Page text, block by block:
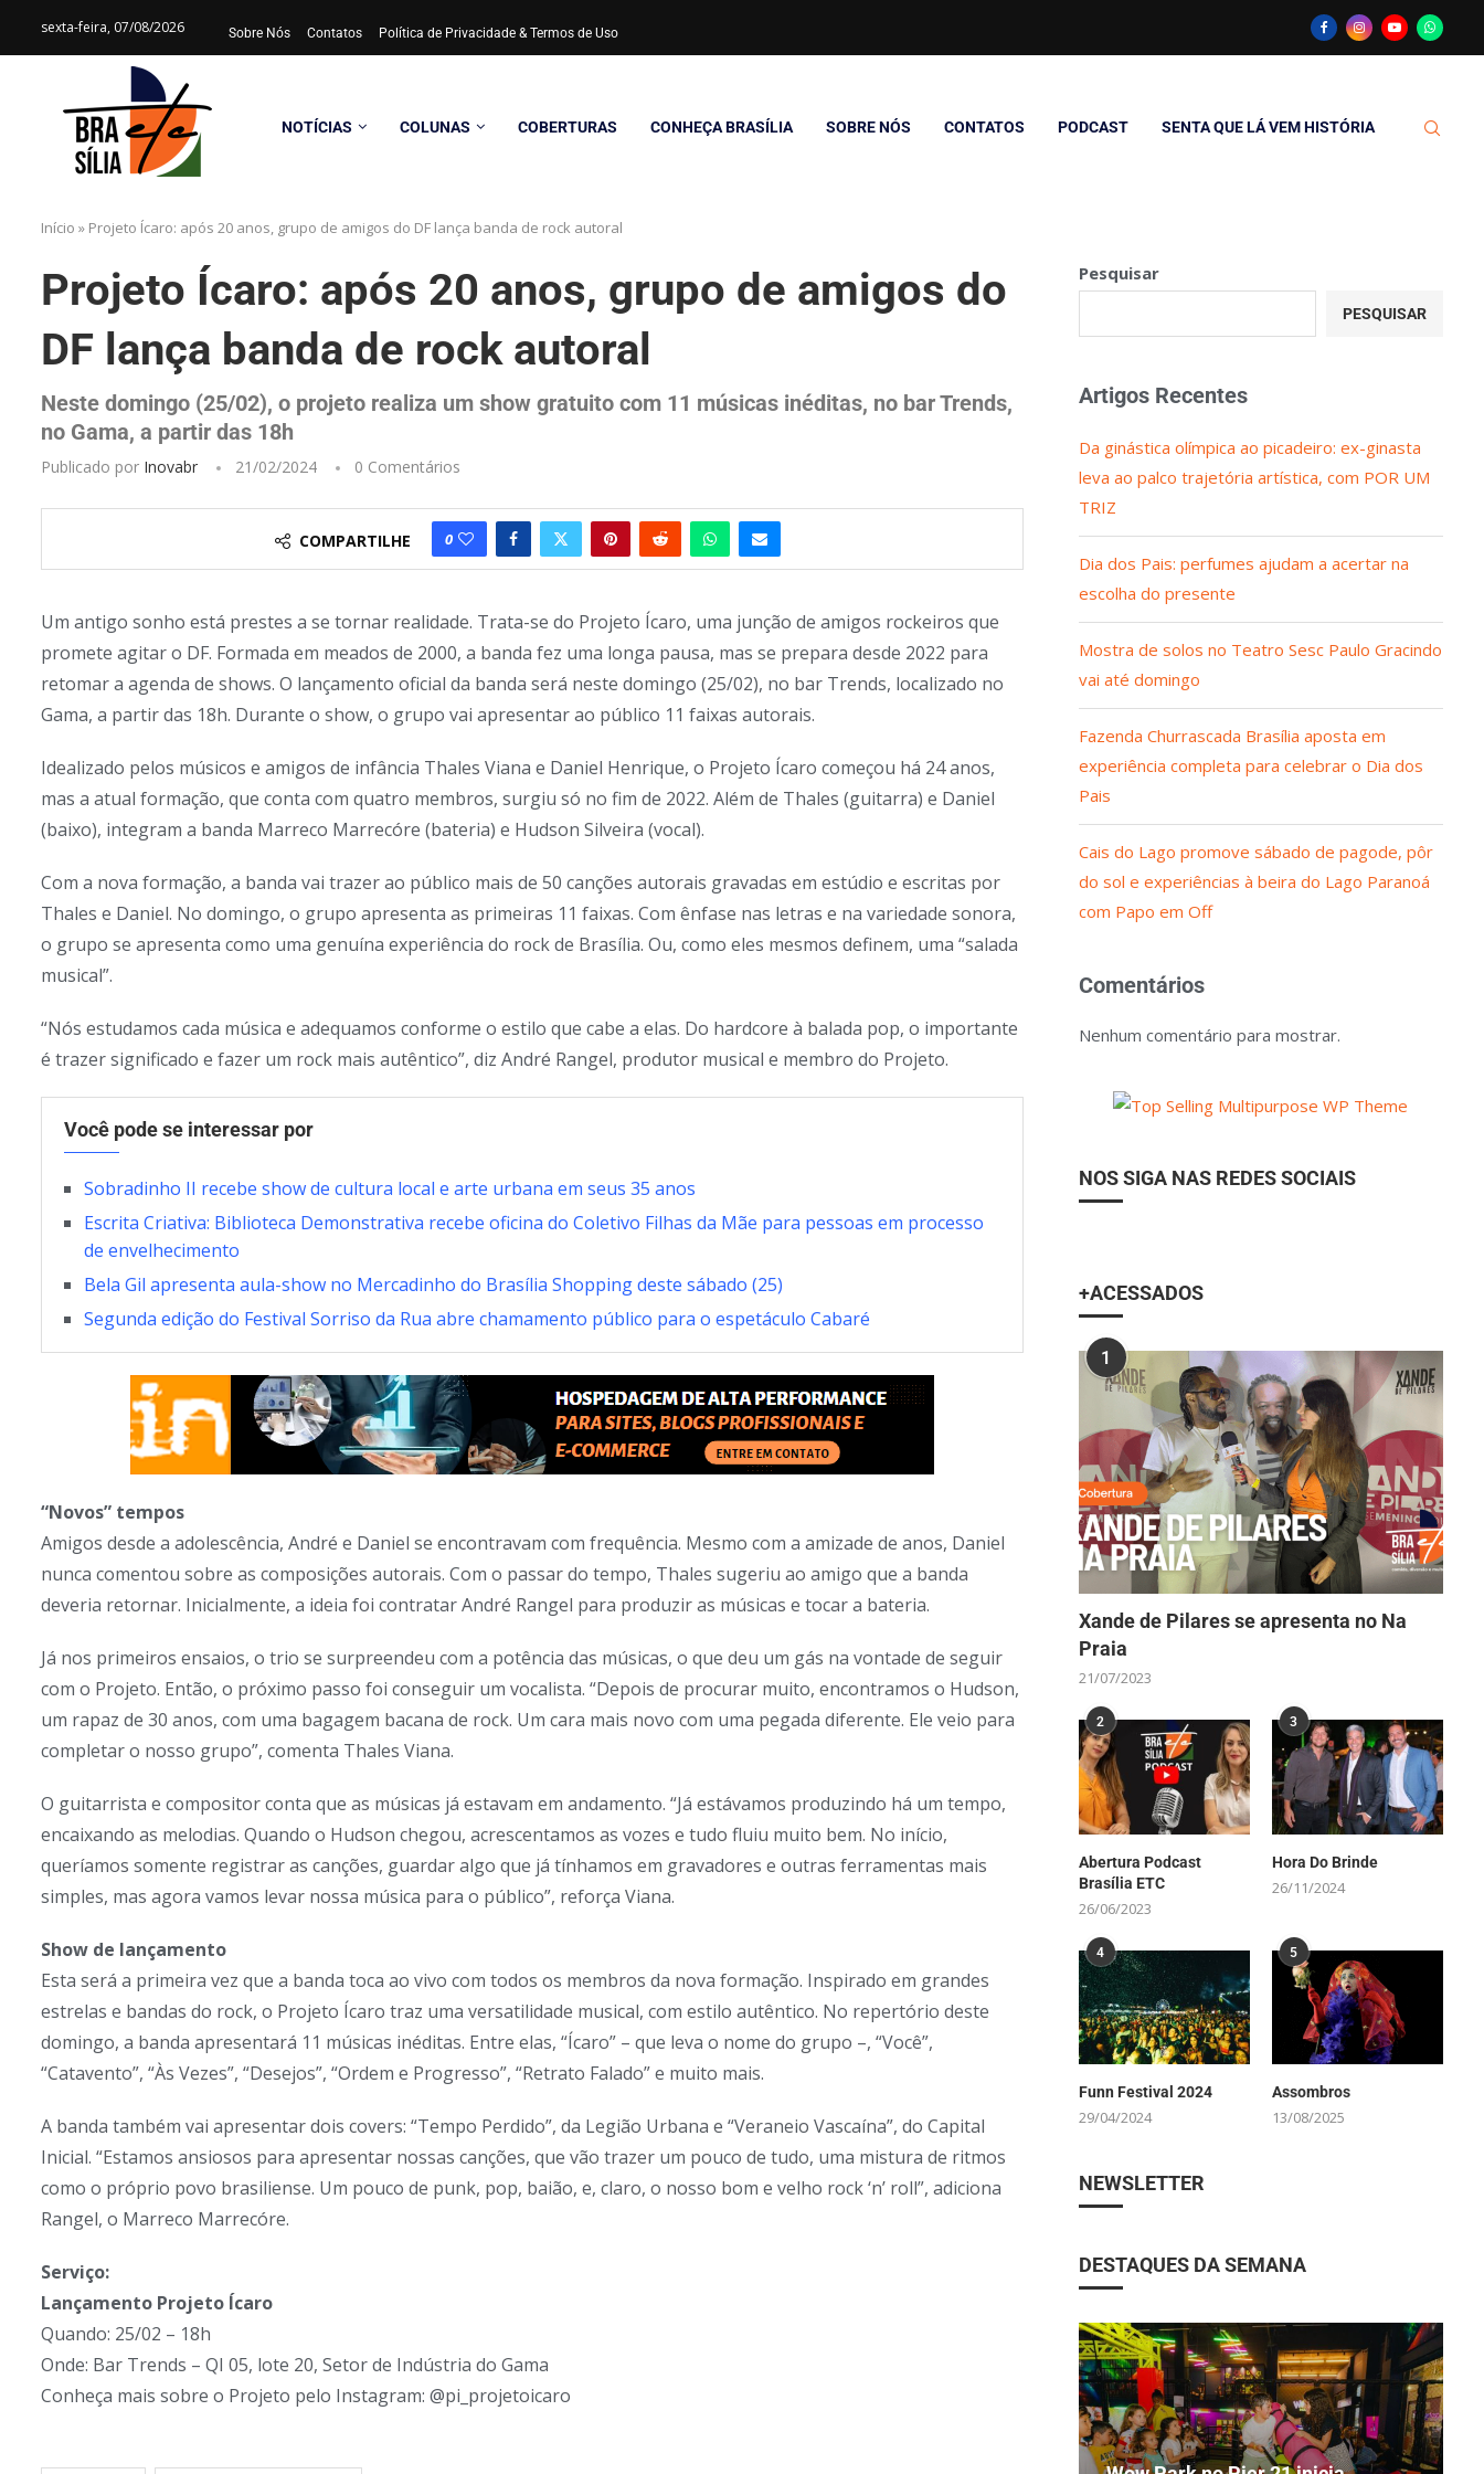
sexta-feira, 07/08/2026 Sobre Nós Contatos Política de Privacidade & Termos de Uso
NOTÍCIAS COLUNAS COBERTURAS CONHEÇA BRASÍLIA SOBRE NÓS CONTATOS PODCAST SENTA QUE LÁ VEM HISTÓRIA
Início » Projeto Ícaro: após 20 anos, grupo de amigos do DF lança banda de rock autoral
Projeto Ícaro: após 20 anos, grupo de amigos do
DF lança banda de rock autoral
Neste domingo (25/02), o projeto realiza um show gratuito com 11 músicas inéditas, no bar Trends,
no Gama, a partir das 18h
Publicado por Inovabr 21/02/2024 0 Comentários
COMPARTILHE 0
Um antigo sonho está prestes a se tornar realidade. Trata-se do Projeto Ícaro, uma junção de amigos rockeiros que
promete agitar o DF. Formada em meados de 2000, a banda fez uma longa pausa, mas se prepara desde 2022 para
retomar a agenda de shows. O lançamento oficial da banda será neste domingo (25/02), no bar Trends, localizado no
Gama, a partir das 18h. Durante o show, o grupo vai apresentar ao público 11 faixas autorais.
Idealizado pelos músicos e amigos de infância Thales Viana e Daniel Henrique, o Projeto Ícaro começou há 24 anos,
mas a atual formação, que conta com quatro membros, surgiu só no fim de 2022. Além de Thales (guitarra) e Daniel
(baixo), integram a banda Marreco Marrecóre (bateria) e Hudson Silveira (vocal).
Com a nova formação, a banda vai trazer ao público mais de 50 canções autorais gravadas em estúdio e escritas por
Thales e Daniel. No domingo, o grupo apresenta as primeiras 11 faixas. Com ênfase nas letras e na variedade sonora,
o grupo se apresenta como uma genuína experiência do rock de Brasília. Ou, como eles mesmos definem, uma “salada
musical”.
“Nós estudamos cada música e adequamos conforme o estilo que cabe a elas. Do hardcore à balada pop, o importante
é trazer significado e fazer um rock mais autêntico”, diz André Rangel, produtor musical e membro do Projeto.
Você pode se interessar por
Sobradinho II recebe show de cultura local e arte urbana em seus 35 anos
Escrita Criativa: Biblioteca Demonstrativa recebe oficina do Coletivo Filhas da Mãe para pessoas em processo
de envelhecimento
Bela Gil apresenta aula-show no Mercadinho do Brasília Shopping deste sábado (25)
Segunda edição do Festival Sorriso da Rua abre chamamento público para o espetáculo Cabaré
“Novos” tempos
Amigos desde a adolescência, André e Daniel se encontravam com frequência. Mesmo com a amizade de anos, Daniel
nunca comentou sobre as composições autorais. Com o passar do tempo, Thales sugeriu ao amigo que a banda
deveria retornar. Inicialmente, a ideia foi contratar André Rangel para produzir as músicas e tocar a bateria.
Já nos primeiros ensaios, o trio se surpreendeu com a potência das músicas, o que deu um gás na vontade de seguir
com o Projeto. Então, o próximo passo foi conseguir um vocalista. “Depois de procurar muito, encontramos o Hudson,
um rapaz de 30 anos, com uma bagagem bacana de rock. Um cara mais novo com uma pegada diferente. Ele veio para
completar o nosso grupo”, comenta Thales Viana.
O guitarrista e compositor conta que as músicas já estavam em andamento. “Já estávamos produzindo há um tempo,
encaixando as melodias. Quando o Hudson chegou, acrescentamos as vozes e tudo fluiu muito bem. No início,
queríamos somente registrar as canções, guardar algo que já tínhamos em gravadores e outras ferramentas mais
simples, mas agora vamos levar nossa música para o público”, reforça Viana.
Show de lançamento
Esta será a primeira vez que a banda toca ao vivo com todos os membros da nova formação. Inspirado em grandes
estrelas e bandas do rock, o Projeto Ícaro traz uma versatilidade musical, com estilo autêntico. No repertório deste
domingo, a banda apresentará 11 músicas inéditas. Entre elas, “Ícaro” – que leva o nome do grupo –, “Você”,
“Catavento”, “Às Vezes”, “Desejos”, “Ordem e Progresso”, “Retrato Falado” e muito mais.
A banda também vai apresentar dois covers: “Tempo Perdido”, da Legião Urbana e “Veraneio Vascaína”, do Capital
Inicial. “Estamos ansiosos para apresentar nossas canções, que vão trazer um pouco de tudo, uma mistura de ritmos
como o próprio povo brasiliense. Um pouco de punk, pop, baião, e, claro, o nosso bom e velho rock ‘n’ roll”, adiciona
Rangel, o Marreco Marrecóre.
Serviço:
Lançamento Projeto Ícaro
Quando: 25/02 – 18h
Onde: Bar Trends – QI 05, lote 20, Setor de Indústria do Gama
Conheça mais sobre o Projeto pelo Instagram: @pi_projetoicaro
Pesquisar
PESQUISAR
Artigos Recentes
Da ginástica olímpica ao picadeiro: ex-ginasta
leva ao palco trajetória artística, com POR UM
TRIZ
Dia dos Pais: perfumes ajudam a acertar na
escolha do presente
Mostra de solos no Teatro Sesc Paulo Gracindo
vai até domingo
Fazenda Churrascada Brasília aposta em
experiência completa para celebrar o Dia dos
Pais
Cais do Lago promove sábado de pagode, pôr
do sol e experiências à beira do Lago Paranoá
com Papo em Off
Comentários
Nenhum comentário para mostrar.
NOS SIGA NAS REDES SOCIAIS
+ACESSADOS
1
Xande de Pilares se apresenta no Na
Praia
21/07/2023
2
Abertura Podcast
Brasília ETC
26/06/2023
3
Hora Do Brinde
26/11/2024
4
Funn Festival 2024
29/04/2024
5
Assombros
13/08/2025
NEWSLETTER
DESTAQUES DA SEMANA